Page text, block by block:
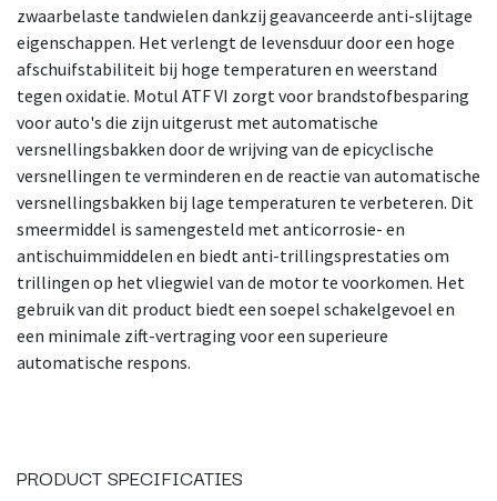
zwaarbelaste tandwielen dankzij geavanceerde anti-slijtage
eigenschappen. Het verlengt de levensduur door een hoge
afschuifstabiliteit bij hoge temperaturen en weerstand
tegen oxidatie. Motul ATF VI zorgt voor brandstofbesparing
voor auto's die zijn uitgerust met automatische
versnellingsbakken door de wrijving van de epicyclische
versnellingen te verminderen en de reactie van automatische
versnellingsbakken bij lage temperaturen te verbeteren. Dit
smeermiddel is samengesteld met anticorrosie- en
antischuimmiddelen en biedt anti-trillingsprestaties om
trillingen op het vliegwiel van de motor te voorkomen. Het
gebruik van dit product biedt een soepel schakelgevoel en
een minimale zift-vertraging voor een superieure
automatische respons.
PRODUCT SPECIFICATIES